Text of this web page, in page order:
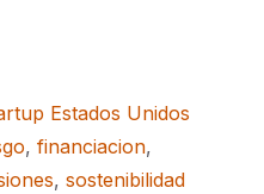
Estados Unidos
, financiacion,
, sostenibilidad